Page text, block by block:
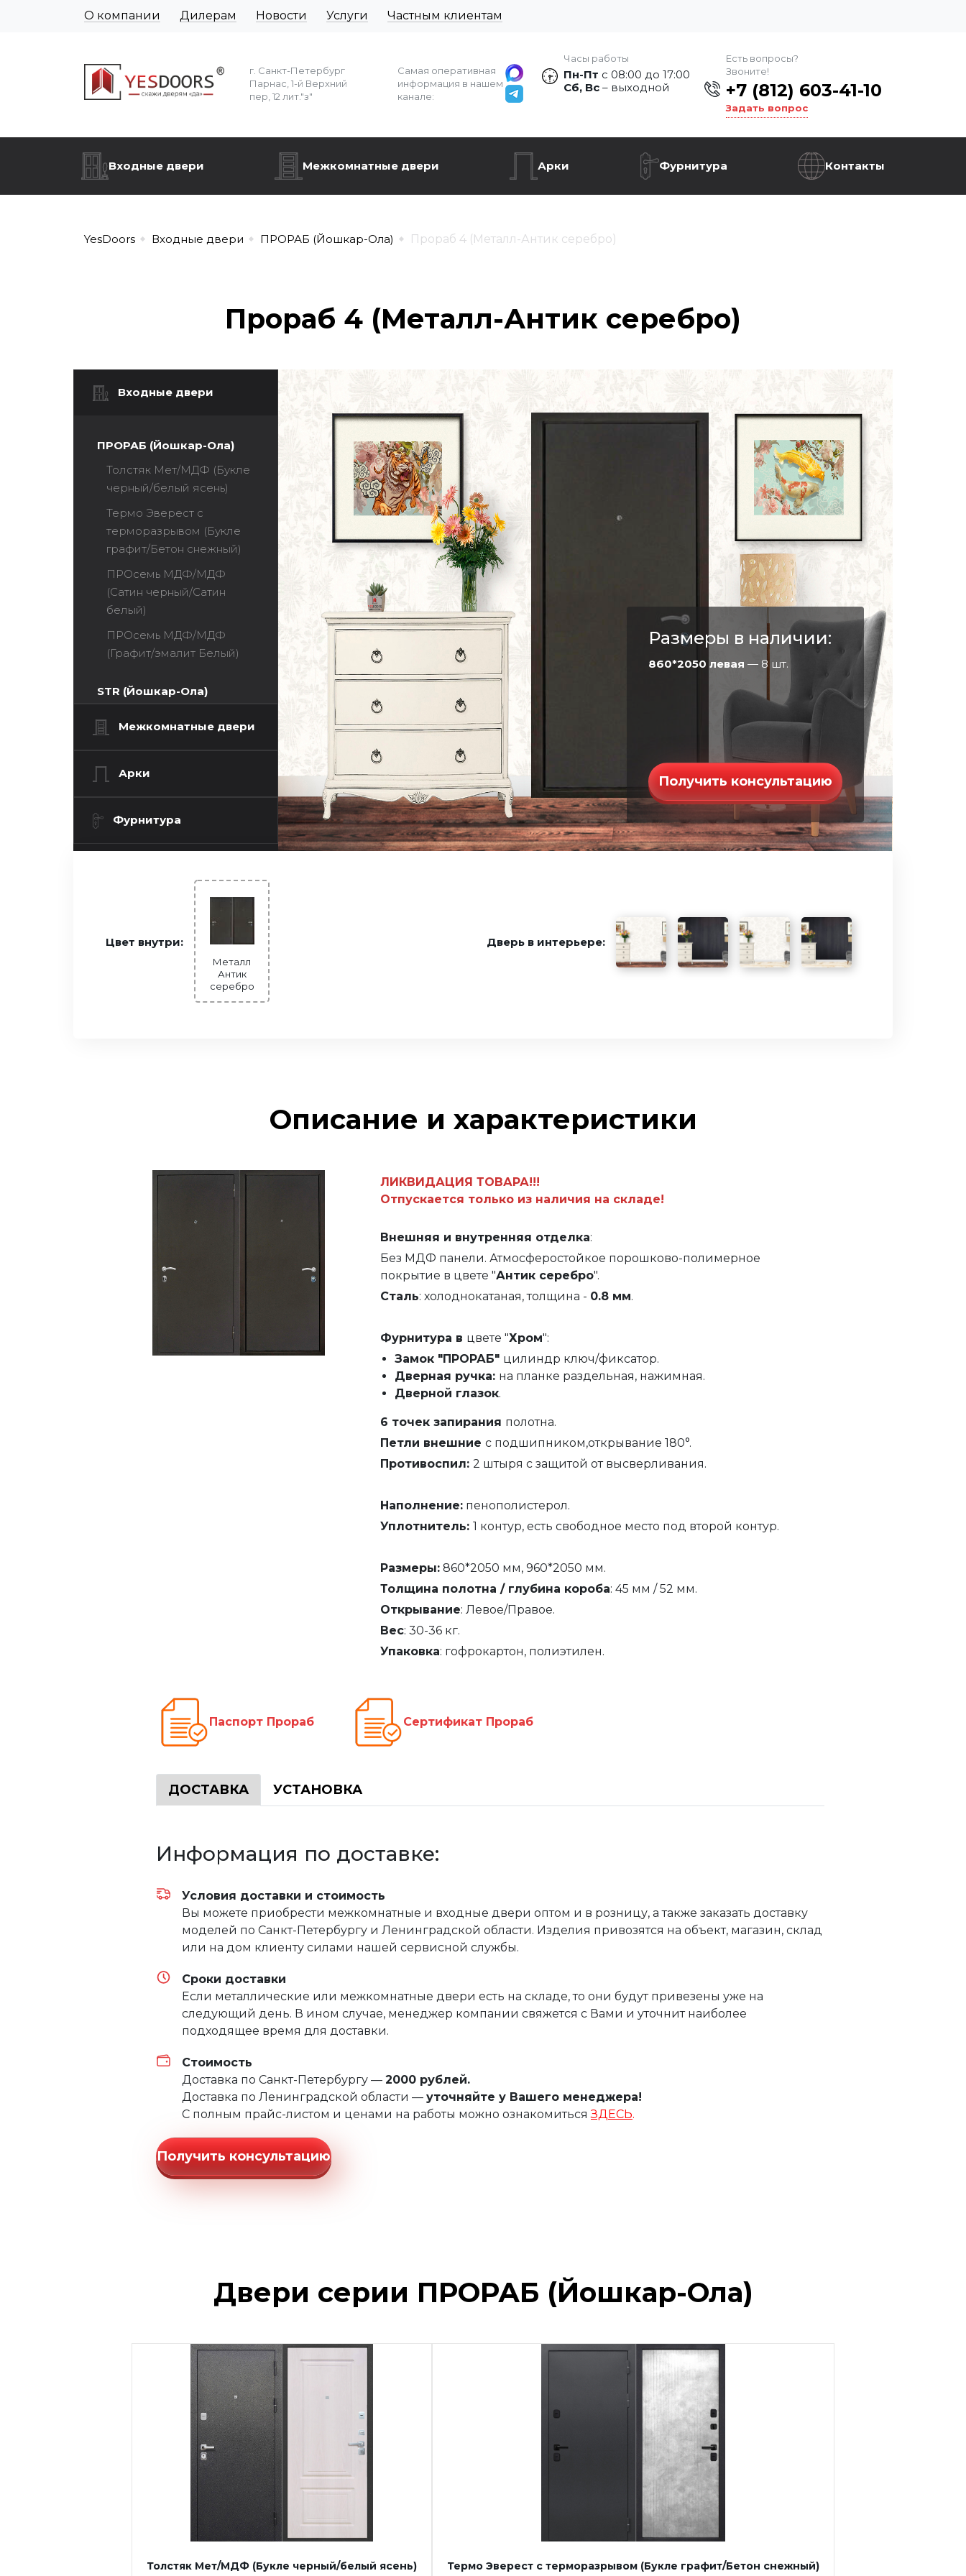
О компании Дилерам Новости Услуги Частным клиентам
г. Санкт-Петербург
Парнас, 1-й Верхний
пер, 12 лит."з"
Самая оперативная
информация в нашем
канале:
Часы работы
Пн-Пт с 08:00 до 17:00
Сб, Вс – выходной
Есть вопросы?
Звоните!
+7 (812) 603-41-10
Задать вопрос
Входные двери Межкомнатные двери Арки Фурнитура Контакты
YesDoors Входные двери ПРОРАБ (Йошкар-Ола) Прораб 4 (Металл-Антик серебро)
Прораб 4 (Металл-Антик серебро)
Входные двери
ПРОРАБ (Йошкар-Ола)
Толстяк Мет/МДФ (Букле
черный/белый ясень)
Термо Эверест с
терморазрывом (Букле
графит/Бетон снежный)
ПРОсемь МДФ/МДФ
(Сатин черный/Сатин
белый)
ПРОсемь МДФ/МДФ
(Графит/эмалит Белый)
серебро/Сатин белый)
Протерма Багет (Букле
антрацит\Велюр белый)
серебро\Белый)
серебро)
Протерма (Букле
STR (Йошкар-Ола)
(Распродажа)
Межкомнатные двери
Арки
Фурнитура
Размеры в наличии:
860*2050 левая — 8 шт.
Получить консультацию
Цвет внутри:
Металл
Антик
серебро
Дверь в интерьере:
Описание и характеристики
ЛИКВИДАЦИЯ ТОВАРА!!!
Отпускается только из наличия на складе!
Внешняя и внутренняя отделка:
Без МДФ панели. Атмосферостойкое порошково-полимерное
покрытие в цвете "Антик серебро".
Сталь: холоднокатаная, толщина - 0.8 мм.
Фурнитура в цвете "Хром":
Замок "ПРОРАБ" цилиндр ключ/фиксатор.
Дверная ручка: на планке раздельная, нажимная.
Дверной глазок.
6 точек запирания полотна.
Петли внешние с подшипником,открывание 180°.
Противоспил: 2 штыря с защитой от высверливания.
Наполнение:пенополистерол.
Уплотнитель: 1 контур, есть свободное место под второй контур.
Размеры:860*2050 мм, 960*2050 мм.
Толщина полотна / глубина короба: 45 мм / 52 мм.
Открывание: Левое/Правое.
Вес: 30-36 кг.
Упаковка: гофрокартон, полиэтилен.
Паспорт Прораб Сертификат Прораб
ДОСТАВКА УСТАНОВКА
Информация по доставке:
Условия доставки и стоимость
Вы можете приобрести межкомнатные и входные двери оптом и в розницу, а также заказать доставку
моделей по Санкт-Петербургу и Ленинградской области. Изделия привозятся на объект, магазин, склад
или на дом клиенту силами нашей сервисной службы.
Сроки доставки
Если металлические или межкомнатные двери есть на складе, то они будут привезены уже на
следующий день. В ином случае, менеджер компании свяжется с Вами и уточнит наиболее
подходящее время для доставки.
Стоимость
Доставка по Санкт-Петербургу — 2000 рублей.
Доставка по Ленинградской области — уточняйте у Вашего менеджера!
С полным прайс-листом и ценами на работы можно ознакомитьсяЗДЕСЬ.
Получить консультацию
Двери серии ПРОРАБ (Йошкар-Ола)
Толстяк Мет/МДФ (Букле черный/белый ясень) Термо Эверест с терморазрывом (Букле графит/Бетон снежный)